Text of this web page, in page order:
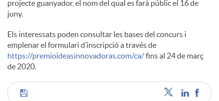
projecte guanyador, el nom del qual es farà públic el 16 de
juny.
Els interessats poden consultar les bases del concurs i
emplenar el formulari d’inscripció a través de
https://premioideasinnovadoras.com/ca/fins al 24 de març
de 2020.